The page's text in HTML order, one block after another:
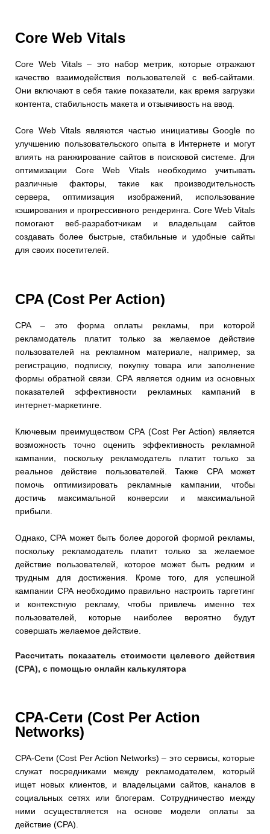
Core Web Vitals
Core Web Vitals – это набор метрик, которые отражают
качество взаимодействия пользователей с веб-сайтами.
Они включают в себя такие показатели, как время загрузки
контента, стабильность макета и отзывчивость на ввод.
Core Web Vitals являются частью инициативы Google по
улучшению пользовательского опыта в Интернете и могут
влиять на ранжирование сайтов в поисковой системе. Для
оптимизации Core Web Vitals необходимо учитывать
различные факторы, такие как производительность
сервера, оптимизация изображений, использование
кэширования и прогрессивного рендеринга. Core Web Vitals
помогают веб-разработчикам и владельцам сайтов
создавать более быстрые, стабильные и удобные сайты
для своих посетителей.
CPA (Cost Per Action)
CPA – это форма оплаты рекламы, при которой
рекламодатель платит только за желаемое действие
пользователей на рекламном материале, например, за
регистрацию, подписку, покупку товара или заполнение
формы обратной связи. CPA является одним из основных
показателей эффективности рекламных кампаний в
интернет-маркетинге.
Ключевым преимуществом CPA (Cost Per Action) является
возможность точно оценить эффективность рекламной
кампании, поскольку рекламодатель платит только за
реальное действие пользователей. Также CPA может
помочь оптимизировать рекламные кампании, чтобы
достичь максимальной конверсии и максимальной
прибыли.
Однако, CPA может быть более дорогой формой рекламы,
поскольку рекламодатель платит только за желаемое
действие пользователей, которое может быть редким и
трудным для достижения. Кроме того, для успешной
кампании CPA необходимо правильно настроить таргетинг
и контекстную рекламу, чтобы привлечь именно тех
пользователей, которые наиболее вероятно будут
совершать желаемое действие.
Рассчитать показатель стоимости целевого действия
(CPA), с помощью онлайн калькулятора
CPA-Сети (Cost Per Action
Networks)
CPA-Сети (Cost Per Action Networks) – это сервисы, которые
служат посредниками между рекламодателем, который
ищет новых клиентов, и владельцами сайтов, каналов в
социальных сетях или блогерам. Сотрудничество между
ними осуществляется на основе модели оплаты за
действие (CPA).